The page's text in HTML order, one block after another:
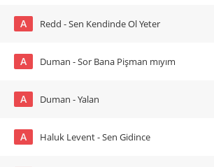
A Redd - Sen Kendinde Ol Yeter
A Duman - Sor Bana Pişman mıyım
A Duman - Yalan
A Haluk Levent - Sen Gidince